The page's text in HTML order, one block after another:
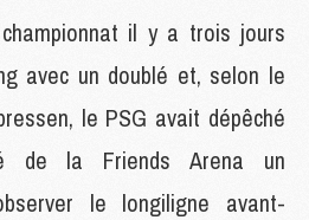
il y a trois jours
avec un doublé et, selon le
le PSG avait dépêché
de la Friends Arena un
le longiligne avant-